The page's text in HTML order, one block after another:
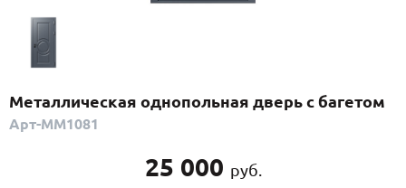
(29)
ПО НАЗНАЧЕНИЮ
Металлическая однопольная дверь с багетом
Арт-ММ1081
25 000 руб.